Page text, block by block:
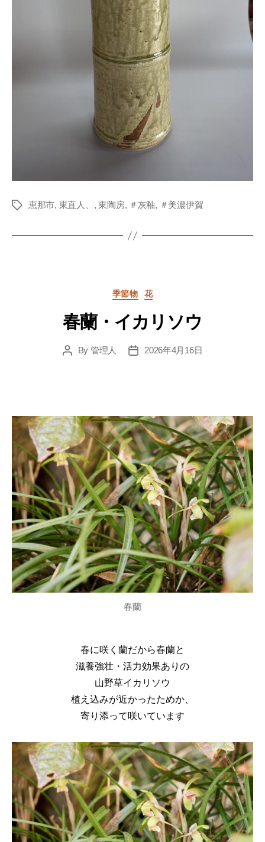
Tags恵那市, 東直人、 ,東陶房, ＃灰釉, ＃美濃伊賀
Categories
季節物 花
春蘭・イカリソウ
PostBy 管理人
Post2026年4月16日
春蘭
春に咲く蘭だから春蘭と
滋養強壮・活力効果ありの
山野草イカリソウ
植え込みが近かったためか、
寄り添って咲いています